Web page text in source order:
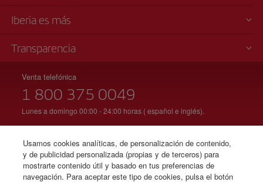
Iberia es más
Transparencia
Venta telefónica
1 800 375 0049
Lunes a domingo 00:00 - 24:00 horas ( español e inglés).
© Iberia 2026
Usamos cookies analíticas, de personalización de contenido,
y de publicidad personalizada (propias y de terceros) para
mostrarte contenido útil y basado en tus preferencias de
navegación. Para aceptar este tipo de cookies, pulsa el botón